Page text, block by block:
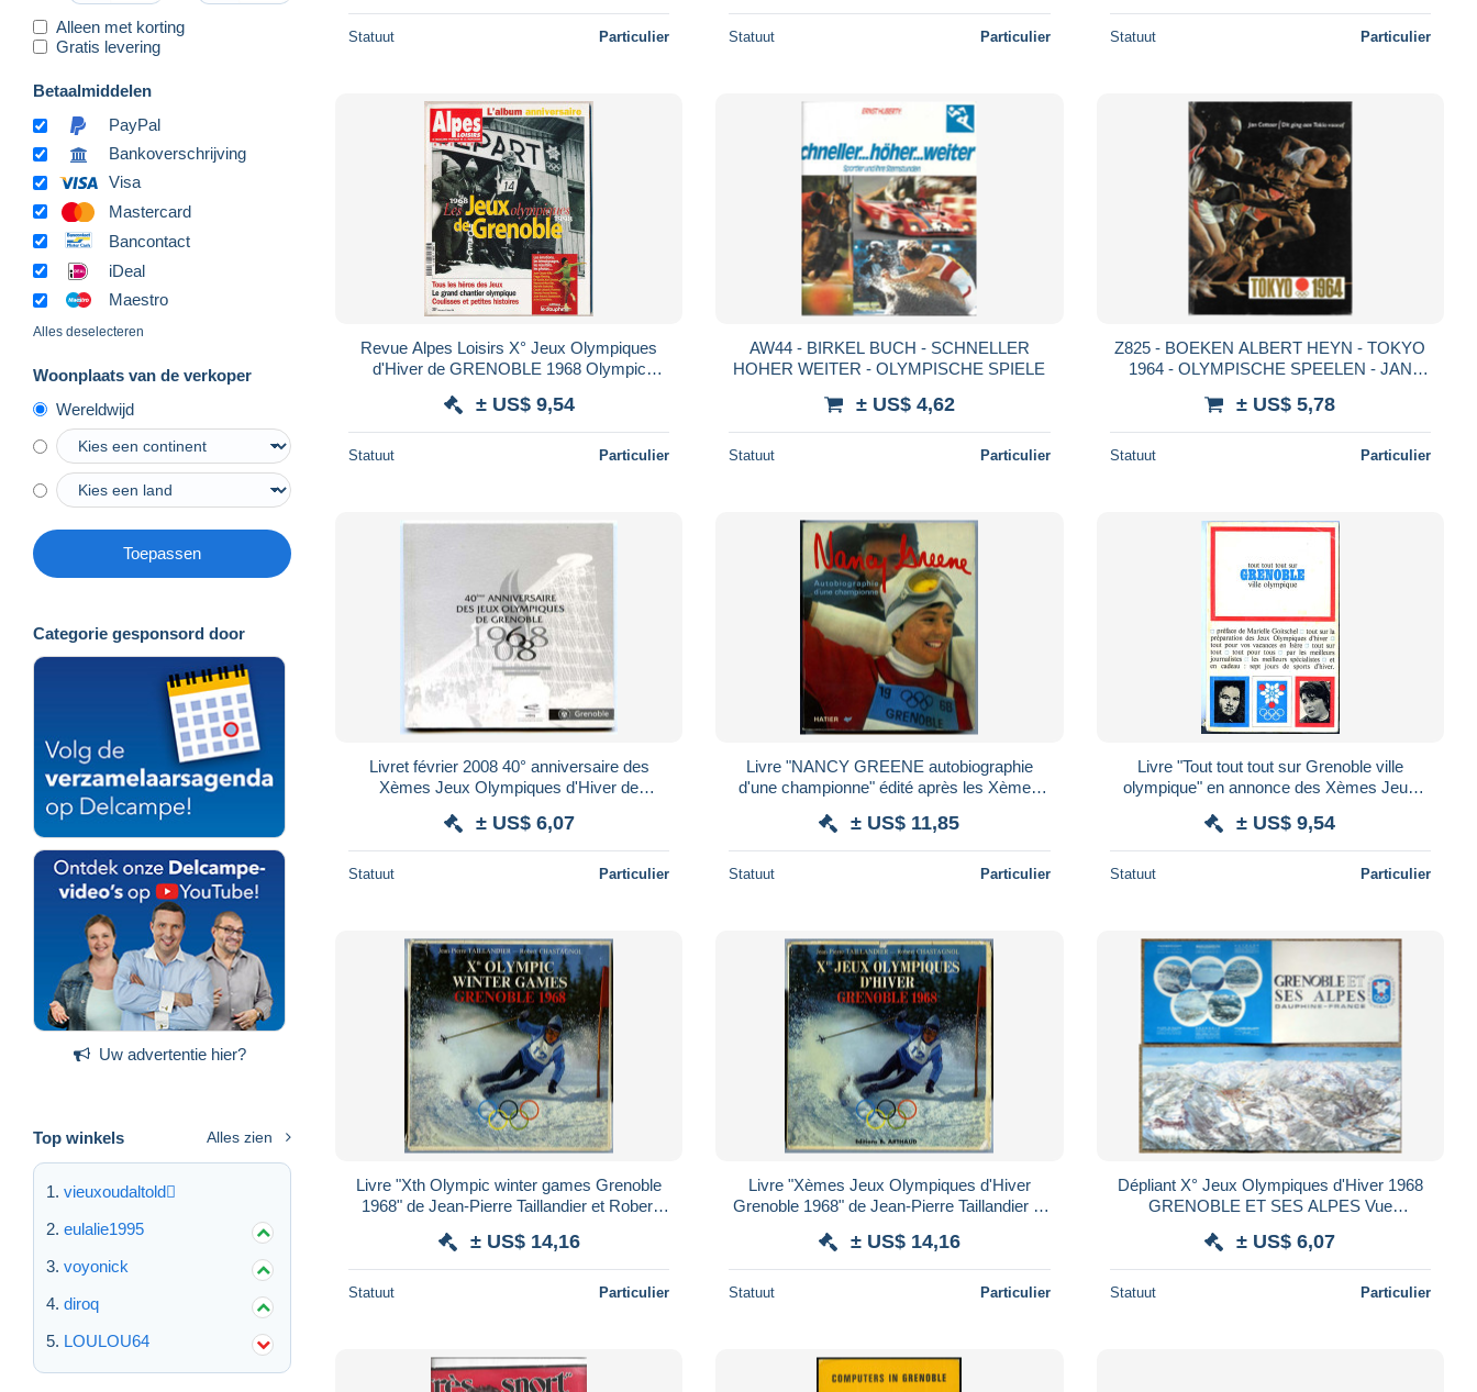
Alleen met korting
Gratis levering
Betaalmiddelen
PayPal
Bankoverschrijving
Visa
Mastercard
Bancontact
iDeal
Maestro
Alles deselecteren
Woonplaats van de verkoper
Wereldwijd
Toepassen
Categorie gesponsord door
Uw advertentie hier?
Top winkels Alles zien
vieuxoudaltold
eulalie1995
voyonick
diroq
LOULOU64
Statuut Particulier Statuut Particulier Statuut Particulier
Revue Alpes Loisirs X° Jeux Olympiques
d'Hiver de GRENOBLE 1968 Olympic
(3)
± US$ 9,54
Statuut Particulier
AW44 - BIRKEL BUCH - SCHNELLER
HOHER WEITER - OLYMPISCHE SPIELE
± US$ 4,62
Statuut Particulier
Z825 - BOEKEN ALBERT HEYN - TOKYO
1964 - OLYMPISCHE SPEELEN - JAN
± US$ 5,78
Statuut Particulier
Livret février 2008 40° anniversaire des
Xèmes Jeux Olympiques d'Hiver de
± US$ 6,07
Statuut Particulier
Livre "NANCY GREENE autobiographie
d'une championne" édité après les Xèmes
*
± US$ 11,85
Statuut Particulier
Livre "Tout tout tout sur Grenoble ville
olympique" en annonce des Xèmes Jeux
± US$ 9,54
Statuut Particulier
Livre "Xth Olympic winter games Grenoble
1968" de Jean-Pierre Taillandier et Robert
± US$ 14,16
Statuut Particulier
Livre "Xèmes Jeux Olympiques d'Hiver
Grenoble 1968" de Jean-Pierre Taillandier et
± US$ 14,16
Statuut Particulier
Dépliant X° Jeux Olympiques d'Hiver 1968
GRENOBLE ET SES ALPES Vue
Roger David
± US$ 6,07
Statuut Particulier